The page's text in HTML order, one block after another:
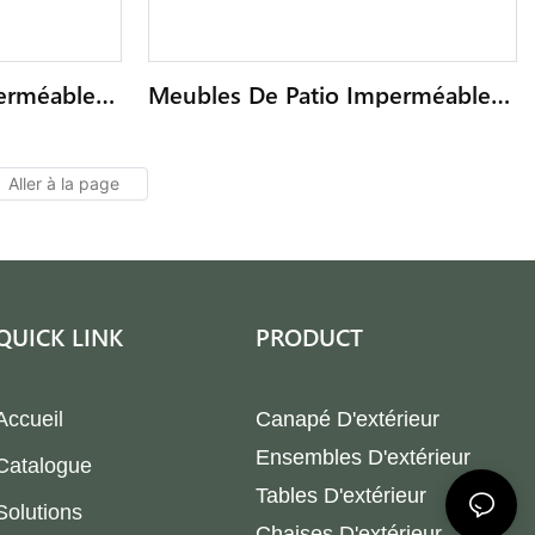
Piscine,
Meubles De Patio Imperméables,
Longue De Luxe En Tissu
D'extérieur, Chaises De Piscine,
LINK PRODUCT
Canapé D'extérieur
Ensembles D'extérieur
Tables D'extérieur